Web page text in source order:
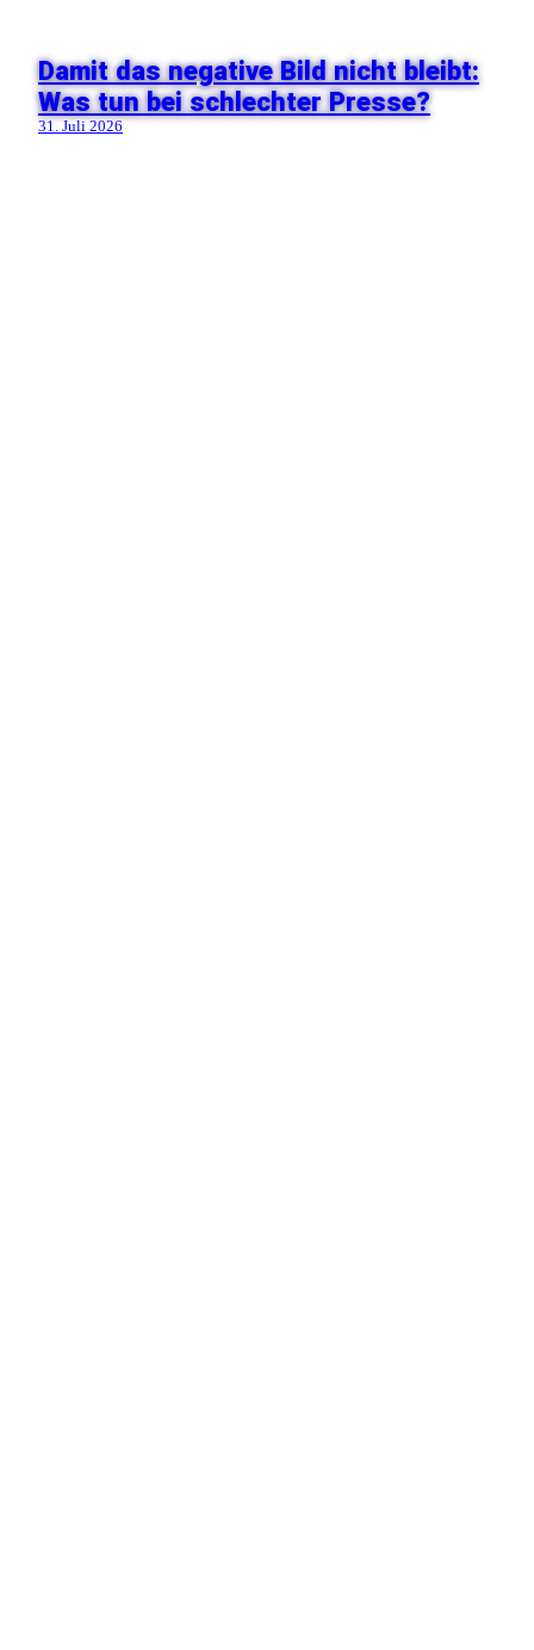
Damit das negative Bild nicht bleibt:
Was tun bei schlechter Presse?
31. Juli 2026